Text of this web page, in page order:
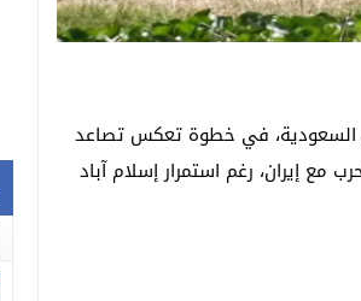
السعودية، في خطوة تعكس تصاعد
مع إيران، رغم استمرار إسلام آباد